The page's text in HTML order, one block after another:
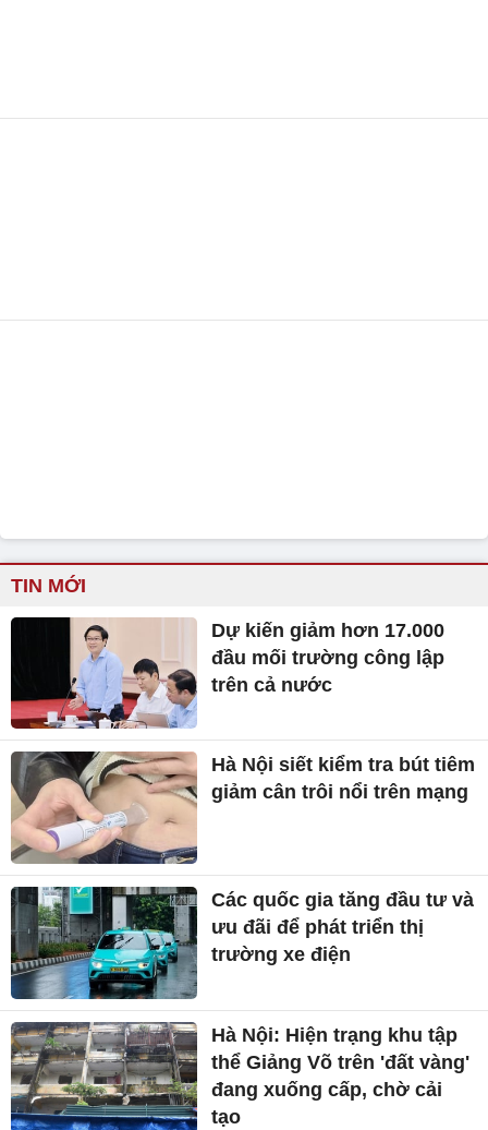
TIN MỚI
Dự kiến giảm hơn 17.000
đầu mối trường công lập
trên cả nước
Hà Nội siết kiểm tra bút tiêm
giảm cân trôi nổi trên mạng
Các quốc gia tăng đầu tư và
ưu đãi để phát triển thị
trường xe điện
Hà Nội: Hiện trạng khu tập
thể Giảng Võ trên 'đất vàng'
đang xuống cấp, chờ cải
tạo